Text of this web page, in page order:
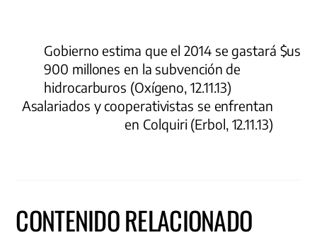
Gobierno estima que el 2014 se gastará $us
900 millones en la subvención de
hidrocarburos (Oxígeno, 12.11.13)
Asalariados y cooperativistas se enfrentan
en Colquiri (Erbol, 12.11.13)
CONTENIDO RELACIONADO